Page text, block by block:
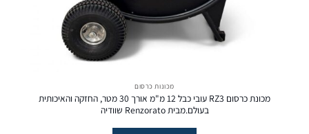
מכונות כרסום
מכונת כרסום RZ3 עובי כבל 12 מ"מ אורך 30 מטר, החזקה והאיכותית
בעולם.מבית Renzorato שוודיה